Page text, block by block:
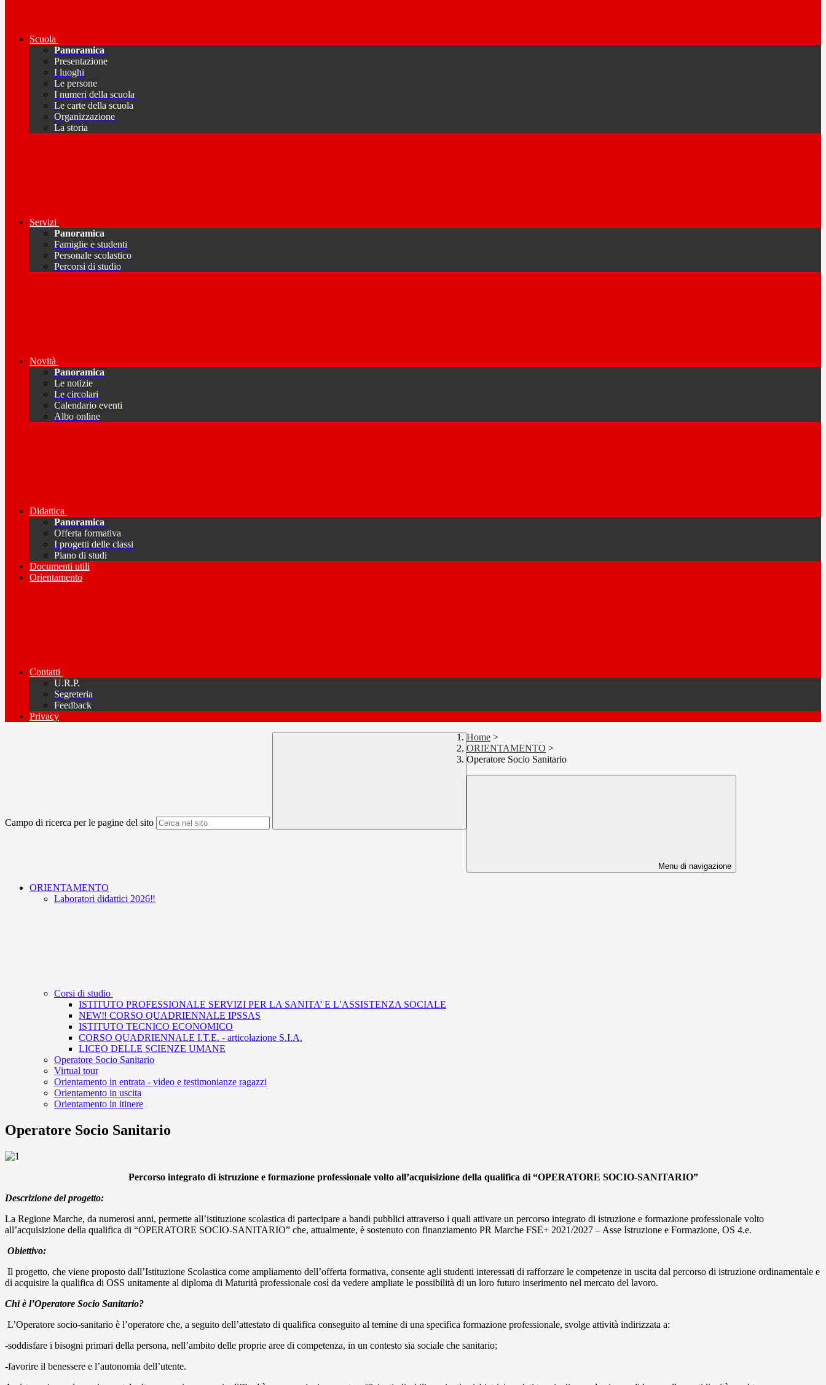
Scuola
Panoramica
Presentazione
I luoghi
Le persone
I numeri della scuola
Le carte della scuola
Organizzazione
La storia
Servizi
Panoramica
Famiglie e studenti
Personale scolastico
Percorsi di studio
Novità
Panoramica
Le notizie
Le circolari
Calendario eventi
Albo online
Didattica
Panoramica
Offerta formativa
I progetti delle classi
Piano di studi
Documenti utili
Orientamento
Contatti
U.R.P.
Segreteria
Feedback
Privacy
Campo di ricerca per le pagine del sito
Home >
ORIENTAMENTO >
Operatore Socio Sanitario
Menu di navigazione
ORIENTAMENTO
Laboratori didattici 2026‼️
Corsi di studio
ISTITUTO PROFESSIONALE SERVIZI PER LA SANITA’ E L’ASSISTENZA SOCIALE
NEW‼️ CORSO QUADRIENNALE IPSSAS
ISTITUTO TECNICO ECONOMICO
CORSO QUADRIENNALE I.T.E. - articolazione S.I.A.
LICEO DELLE SCIENZE UMANE
Operatore Socio Sanitario
Virtual tour
Orientamento in entrata - video e testimonianze ragazzi
Orientamento in uscita
Orientamento in itinere
Operatore Socio Sanitario
Percorso integrato di istruzione e formazione professionale volto all’acquisizione della qualifica di “OPERATORE SOCIO-SANITARIO”
Descrizione del progetto:
La Regione Marche, da numerosi anni, permette all’istituzione scolastica di partecipare a bandi pubblici attraverso i quali attivare un percorso integrato di istruzione e formazione professionale volto
all’acquisizione della qualifica di “OPERATORE SOCIO-SANITARIO” che, attualmente, è sostenuto con finanziamento PR Marche FSE+ 2021/2027 – Asse Istruzione e Formazione, OS 4.e.
Obiettivo:
Il progetto, che viene proposto dall’Istituzione Scolastica come ampliamento dell’offerta formativa, consente agli studenti interessati di rafforzare le competenze in uscita dal percorso di istruzione ordinamentale e
di acquisire la qualifica di OSS unitamente al diploma di Maturità professionale così da vedere ampliate le possibilità di un loro futuro inserimento nel mercato del lavoro.
Chi è l’Operatore Socio Sanitario?
L’Operatore socio-sanitario è l’operatore che, a seguito dell’attestato di qualifica conseguito al temine di una specifica formazione professionale, svolge attività indirizzata a:
-soddisfare i bisogni primari della persona, nell’ambito delle proprie aree di competenza, in un contesto sia sociale che sanitario;
-favorire il benessere e l’autonomia dell’utente.